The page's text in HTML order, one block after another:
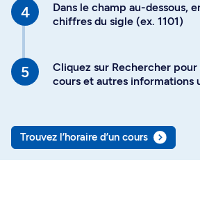
Dans le champ au-dessous,
chiffres du sigle (ex. 1101)
Cliquez sur Rechercher pour
cours et autres informations
Trouvez l’horaire d’un cours